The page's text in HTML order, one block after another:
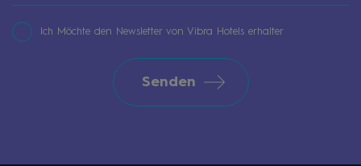
Ich Möchte den Newsletter von Vibra Hotels erhalter
Senden